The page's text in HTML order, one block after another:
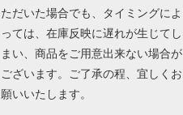
ただいた場合でも、タイミングによ
っては、在庫反映に遅れが生じてし
まい、商品をご用意出来ない場合が
ございます。ご了承の程、宜しくお
願いいたします。